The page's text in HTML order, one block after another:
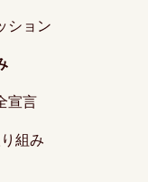
ション
宣言
組み